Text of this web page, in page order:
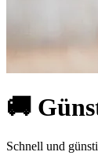
🚚
Schnell und